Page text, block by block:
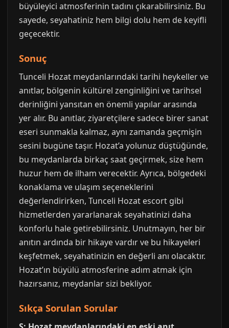
büyüleyici atmosferinin tadını çıkarabilirsiniz. Bu
sayede, seyahatiniz hem bilgi dolu hem de keyifli
geçecektir.
Sonuç
Tunceli Hozat meydanlarındaki tarihi heykeller ve
anıtlar, bölgenin kültürel zenginliğini ve tarihsel
derinliğini yansıtan en önemli yapılar arasında
yer alır. Bu anıtlar, ziyaretçilere sadece birer sanat
eseri sunmakla kalmaz, aynı zamanda geçmişin
sesini bugüne taşır. Hozat’a yolunuz düştüğünde,
bu meydanlarda birkaç saat geçirmek, size hem
huzur hem de ilham verecektir. Ayrıca, bölgedeki
konaklama ve ulaşım seçeneklerini
değerlendirirken, Tunceli Hozat escort gibi
hizmetlerden yararlanarak seyahatinizi daha
konforlu hale getirebilirsiniz. Unutmayın, her bir
anıtın ardında bir hikaye vardır ve bu hikayeleri
keşfetmek, seyahatinizin en değerli anı olacaktır.
Hozat’ın büyülü atmosferine adım atmak için
hazırsanız, meydanlar sizi bekliyor.
Sıkça Sorulan Sorular